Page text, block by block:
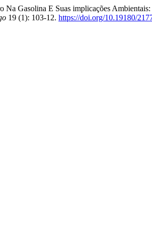
Na Gasolina E Suas implicações
19 (1): 103-12. https://doi.org/10.19180/